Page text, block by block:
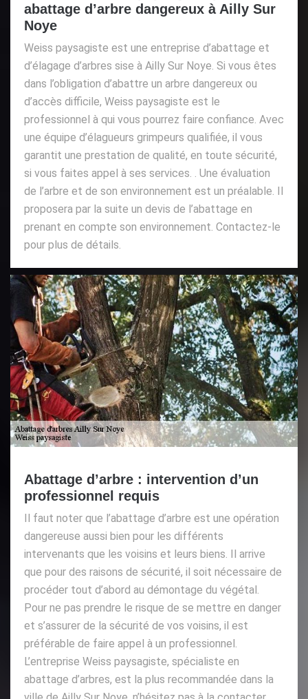
abattage d’arbre dangereux à Ailly Sur
Noye
Weiss paysagiste est une entreprise d’abattage et
d’élagage d’arbres sise à Ailly Sur Noye. Si vous êtes
dans l’obligation d’abattre un arbre dangereux ou
d’accès difficile, Weiss paysagiste est le
professionnel à qui vous pourrez faire confiance. Avec
une équipe d’élagueurs grimpeurs qualifiée, il vous
garantit une prestation de qualité, en toute sécurité,
si vous faites appel à ses services. . Une évaluation
de l’arbre et de son environnement est un préalable. Il
proposera par la suite un devis de l’abattage en
prenant en compte son environnement. Contactez-le
pour plus de détails.
Abattage d’arbre : intervention d’un
professionnel requis
Il faut noter que l’abattage d’arbre est une opération
dangereuse aussi bien pour les différents
intervenants que les voisins et leurs biens. Il arrive
que pour des raisons de sécurité, il soit nécessaire de
procéder tout d’abord au démontage du végétal.
Pour ne pas prendre le risque de se mettre en danger
et s’assurer de la sécurité de vos voisins, il est
préférable de faire appel à un professionnel.
L’entreprise Weiss paysagiste, spécialiste en
abattage d’arbres, est la plus recommandée dans la